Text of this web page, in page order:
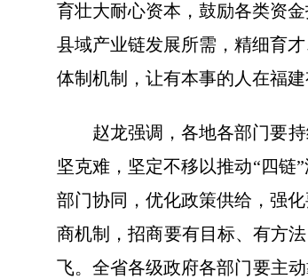
育壮大耐心资本，鼓励各类资
县域产业链发展所需，精细育
体制机制，让有本事的人在福建
赵龙强调，各地各部门要
坚克难，坚定不移以推动“四链
部门协同，优化政策供给，强
商机制，招商要有目标、有方
飞。全省各级政府各部门要主